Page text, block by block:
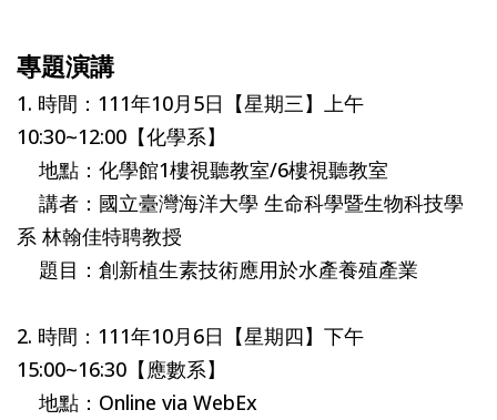
專題演講
1. 時間：111年10月5日【星期三】上午
10:30~12:00【化學系】
地點：化學館1樓視聽教室/6樓視聽教室
講者：國立臺灣海洋大學 生命科學暨生物科技學
系 林翰佳特聘教授
題目：創新植生素技術應用於水產養殖產業
2. 時間：111年10月6日【星期四】下午
15:00~16:30【應數系】
地點：Online via WebEx